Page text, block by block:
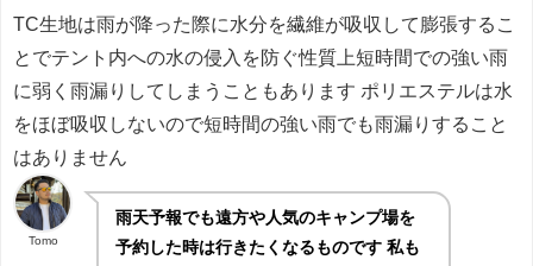
TC生地は雨が降った際に水分を繊維が吸収して膨張するこ
とでテント内への水の侵入を防ぐ性質上短時間での強い雨
に弱く雨漏りしてしまうこともあります ポリエステルは水
をほぼ吸収しないので短時間の強い雨でも雨漏りすること
はありません
Tomo
雨天予報でも遠方や人気のキャンプ場を
予約した時は行きたくなるものです 私も